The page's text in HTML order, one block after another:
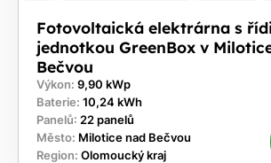
Fotovoltaická elektrárna s
jednotkou GreenBox v
Bečvou
Výkon: 9,90 kWp
Baterie: 10,24 kWh
Panelů: 22 panelů
Město: Milotice nad Bečvou
Region: Olomoucký kraj